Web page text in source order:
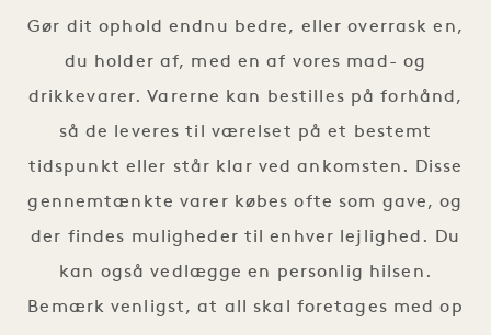
Gør dit ophold endnu bedre, eller overrask en,
du holder af, med en af vores mad- og
drikkevarer. Varerne kan bestilles på forhånd,
så de leveres til værelset på et bestemt
tidspunkt eller står klar ved ankomsten. Disse
gennemtænkte varer købes ofte som gave, og
der findes muligheder til enhver lejlighed. Du
kan også vedlægge en personlig hilsen.
Bemærk venligst, at all skal foretages med op